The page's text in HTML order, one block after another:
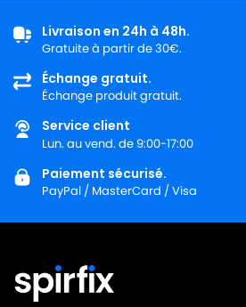
MIELE
MIELE ALLERVAC
MIELE
MIELE ALLERVAC HEPA PLUS
MIELE
MIELE ALLERVAC S600
MIELE
MIELE ALLERVAC S700
MIELE
MIELE ALLERVAC SENSOR
Livraison en 24h à 48h.
Gratuite à partir de 30€.
Échange gratuit.
Échange produit gratuit.
Service client
Lun. au vend. de 9:00-17:00
Paiement sécurisé.
PayPal / MasterCard / Visa